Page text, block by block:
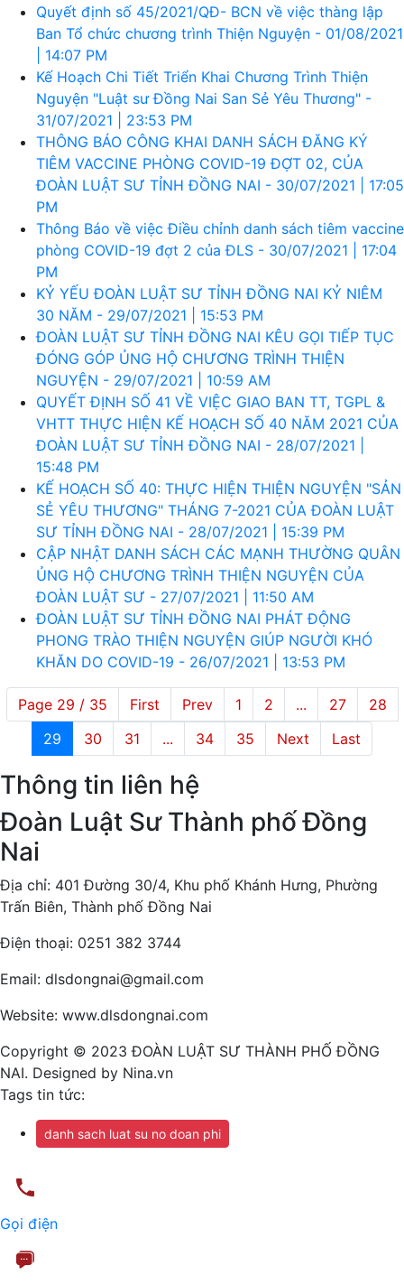
Quyết định số 45/2021/QĐ- BCN về việc thàng lập
Ban Tổ chức chương trình Thiện Nguyện - 01/08/2021
| 14:07 PM
Kế Hoạch Chi Tiết Triển Khai Chương Trình Thiện
Nguyện "Luật sư Đồng Nai San Sẻ Yêu Thương" -
31/07/2021 | 23:53 PM
THÔNG BÁO CÔNG KHAI DANH SÁCH ĐĂNG KÝ
TIÊM VACCINE PHÒNG COVID-19 ĐỢT 02, CỦA
ĐOÀN LUẬT SƯ TỈNH ĐỒNG NAI - 30/07/2021 | 17:05
PM
Thông Báo về việc Điều chỉnh danh sách tiêm vaccine
phòng COVID-19 đợt 2 của ĐLS - 30/07/2021 | 17:04
PM
KỶ YẾU ĐOÀN LUẬT SƯ TỈNH ĐỒNG NAI KỶ NIÊM
30 NĂM - 29/07/2021 | 15:53 PM
ĐOÀN LUẬT SƯ TỈNH ĐỒNG NAI KÊU GỌI TIẾP TỤC
ĐÓNG GÓP ỦNG HỘ CHƯƠNG TRÌNH THIỆN
NGUYỆN - 29/07/2021 | 10:59 AM
QUYẾT ĐỊNH SỐ 41 VỀ VIỆC GIAO BAN TT, TGPL &
VHTT THỰC HIỆN KẾ HOẠCH SỐ 40 NĂM 2021 CỦA
ĐOÀN LUẬT SƯ TỈNH ĐỒNG NAI - 28/07/2021 |
15:48 PM
KẾ HOẠCH SỐ 40: THỰC HIỆN THIỆN NGUYỆN "SẢN
SẺ YÊU THƯƠNG" THÁNG 7-2021 CỦA ĐOÀN LUẬT
SƯ TỈNH ĐỒNG NAI - 28/07/2021 | 15:39 PM
CẬP NHẬT DANH SÁCH CÁC MẠNH THƯỜNG QUÂN
ỦNG HỘ CHƯƠNG TRÌNH THIỆN NGUYỆN CỦA
ĐOÀN LUẬT SƯ - 27/07/2021 | 11:50 AM
ĐOÀN LUẬT SƯ TỈNH ĐỒNG NAI PHÁT ĐỘNG
PHONG TRÀO THIỆN NGUYỆN GIÚP NGƯỜI KHÓ
KHĂN DO COVID-19 - 26/07/2021 | 13:53 PM
Page 29 / 35 First Prev 1 2 ... 27
28
29
30 31 ... 34 35 Next Last
Thông tin liên hệ
Đoàn Luật Sư Thành phố Đồng
Nai
Địa chỉ: 401 Đường 30/4, Khu phố Khánh Hưng, Phường
Trấn Biên, Thành phố Đồng Nai
Điện thoại: 0251 382 3744
Email: dlsdongnai@gmail.com
Website: www.dlsdongnai.com
Copyright © 2023 ĐOÀN LUẬT SƯ THÀNH PHỐ ĐỒNG
NAI. Designed by Nina.vn
Tags tin tức:
danh sach luat su no doan phi
Gọi điện